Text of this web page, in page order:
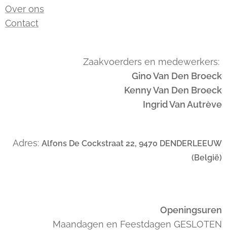
Over ons
Contact
Zaakvoerders en medewerkers:
Gino Van Den Broeck
Kenny Van Den Broeck
Ingrid Van Autrève
Adres: Alfons De Cockstraat 22, 9470 DENDERLEEUW
(België)
Openingsuren
Maandagen en Feestdagen GESLOTEN